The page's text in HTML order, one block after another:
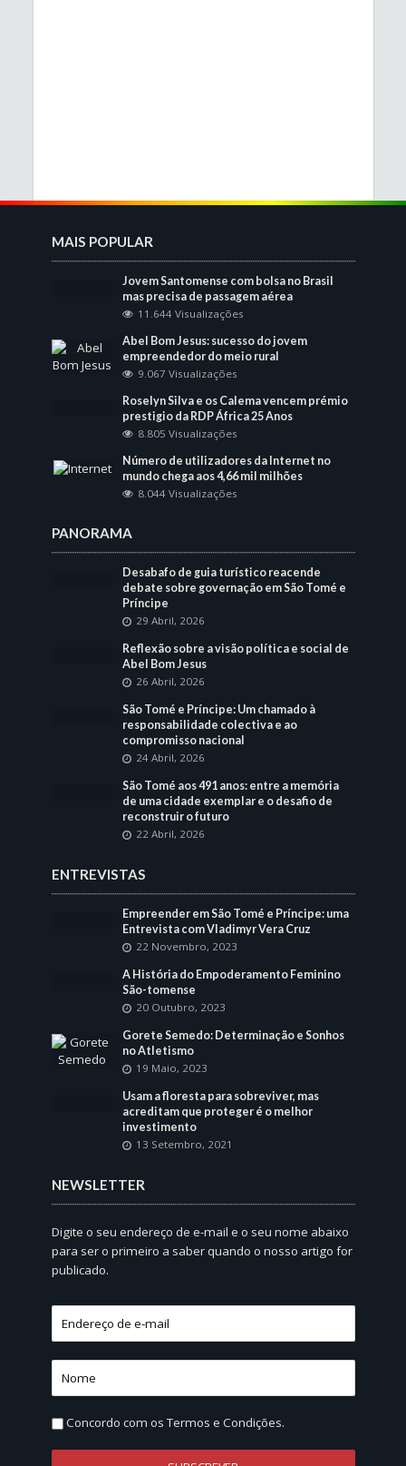
MAIS POPULAR
Jovem Santomense com bolsa no Brasil
mas precisa de passagem aérea
11.644 Visualizações
Abel Bom Jesus: sucesso do jovem
empreendedor do meio rural
9.067 Visualizações
Roselyn Silva e os Calema vencem prémio
prestigio da RDP África 25 Anos
8.805 Visualizações
Número de utilizadores da Internet no
mundo chega aos 4,66 mil milhões
8.044 Visualizações
PANORAMA
Desabafo de guia turístico reacende
debate sobre governação em São Tomé e
Príncipe
29 Abril, 2026
Reflexão sobre a visão política e social de
Abel Bom Jesus
26 Abril, 2026
São Tomé e Príncipe: Um chamado à
responsabilidade colectiva e ao
compromisso nacional
24 Abril, 2026
São Tomé aos 491 anos: entre a memória
de uma cidade exemplar e o desafio de
reconstruir o futuro
22 Abril, 2026
ENTREVISTAS
Empreender em São Tomé e Príncipe: uma
Entrevista com Vladimyr Vera Cruz
22 Novembro, 2023
A História do Empoderamento Feminino
São-tomense
20 Outubro, 2023
Gorete Semedo: Determinação e Sonhos
no Atletismo
19 Maio, 2023
Usam a floresta para sobreviver, mas
acreditam que proteger é o melhor
investimento
13 Setembro, 2021
NEWSLETTER
Digite o seu endereço de e-mail e o seu nome abaixo
para ser o primeiro a saber quando o nosso artigo for
publicado.
Concordo com osTermos e Condições.